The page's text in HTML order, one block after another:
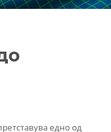
едно од